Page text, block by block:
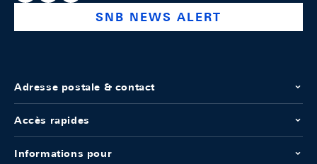
SNB NEWS ALERT
Adresse postale & contact
Accès rapides
Informations pour